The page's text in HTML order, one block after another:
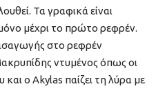
Τα γραφικά είναι
μέχρι το πρώτο ρεφρέν.
στο ρεφρέν
ντυμένος όπως οι
ο Akylas παίζει τη λύρα με